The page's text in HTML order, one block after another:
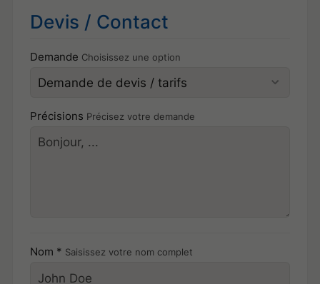
Devis / Contact
Demande Choisissez une option
Précisions Précisez votre demande
Nom * Saisissez votre nom complet